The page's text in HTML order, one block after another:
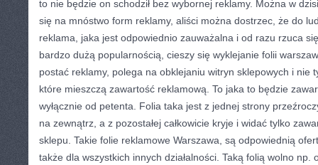
to nie będzie on schodził bez wybornej reklamy. Można w
się na mnóstwo form reklamy, aliści można dostrzec, że do
reklama, jaka jest odpowiednio zauważalna i od razu rzuca
bardzo dużą popularnością, cieszy się wyklejanie folii
postać reklamy, polega na obklejaniu witryn sklepowych i nie
które mieszczą zawartość reklamową. To jaka to będzie
wyłącznie od petenta. Folia taka jest z jednej strony
na zewnątrz, a z pozostałej całkowicie kryje i widać tylko
sklepu. Takie folie reklamowe Warszawa, są odpowiednią
także dla wszystkich innych działalności. Taką folią wolno np.